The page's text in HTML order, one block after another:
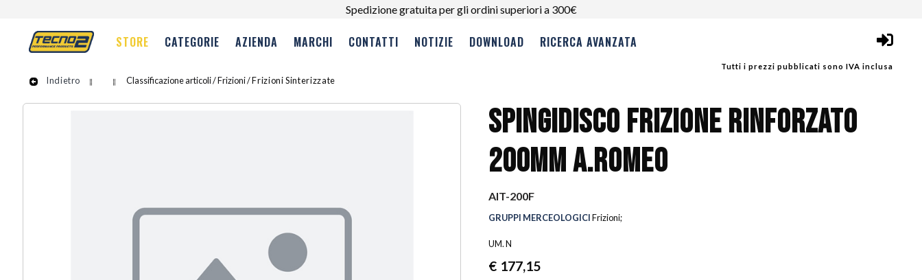
Spedizione gratuita per gli ordini superiori a 300€
Tutti i prezzi pubblicati sono IVA inclusa
STORE CATEGORIE AZIENDA MARCHI CONTATTI NOTIZIE DOWNLOAD RICERCA AVANZATA
Indietro Classificazione articoli / Frizioni /Frizioni Sinterizzate
SPINGIDISCO FRIZIONE RINFORZATO
200MM A.ROMEO
AIT-200F
GRUPPI MERCEOLOGICIFrizioni
UM. N
€ 177,15